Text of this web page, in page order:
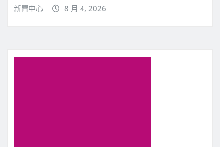
新聞中心 8 月 4, 2026